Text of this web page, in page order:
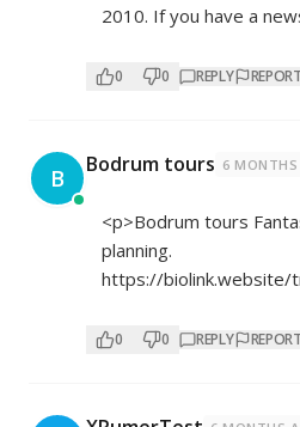
2010. If you have a
0 0 REPLY
B Bodrum tours 6 MONTHS
<p>Bodrum tours
planning.
https://biolink.website/
0 0 REPLY